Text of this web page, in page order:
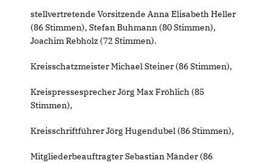
stellvertretende Vorsitzende Anna Elisabeth Heller
(86 Stimmen), Stefan Buhmann (80 Stimmen),
Joachim Rebholz (72 Stimmen).
Kreisschatzmeister Michael Steiner (86 Stimmen),
Kreispressesprecher Jörg Max Fröhlich (85
Stimmen),
Kreisschriftführer Jörg Hugendubel (86 Stimmen),
Mitgliederbeauftragter Sebastian Mänder (86